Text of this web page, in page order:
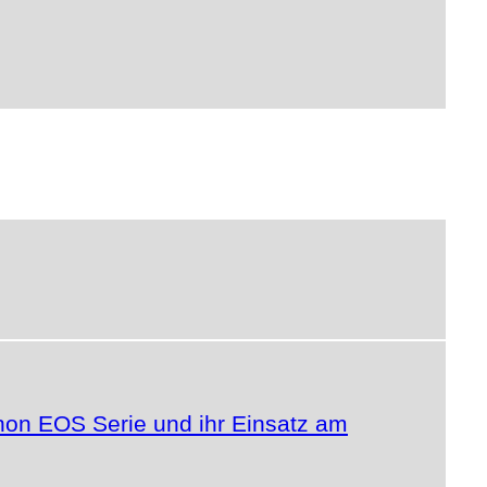
EOS Serie und ihr Einsatz am